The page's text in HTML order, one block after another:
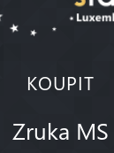
KOUPIT
Zruka MS